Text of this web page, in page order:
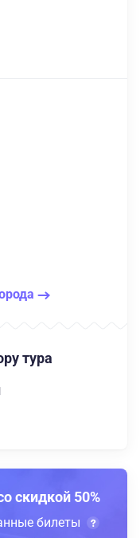
тура
скидкой 50%
билеты